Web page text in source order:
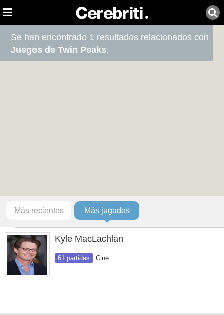
Se han encontrado 1 resultados relacionados con
Juegos de Twin Peaks.
Más recientes Más jugados
Kyle MacLachlan
61 partidas Cine